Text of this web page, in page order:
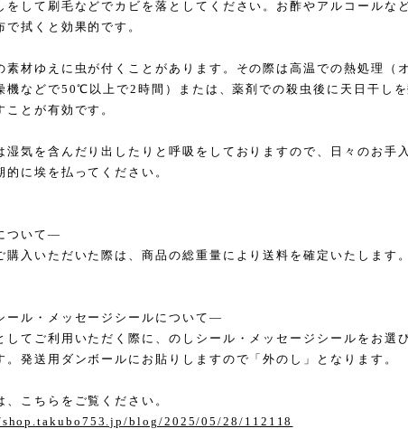
をして刷毛などでカビを落としてください。お酢やアルコールな
で拭くと効果的です。
素材ゆえに虫が付くことがあります。その際は高温での熱処理（
機などで50℃以上で2時間）または、薬剤での殺虫後に天日干しを
ことが有効です。
湿気を含んだり出したりと呼吸をしておりますので、日々のお手
的に埃を払ってください。
ついて―
購入いただいた際は、商品の総重量により送料を確定いたします。
ール・メッセージシールについて―
してご利用いただく際に、のしシール・メッセージシールをお選
。発送用ダンボールにお貼りしますので「外のし」となります。
、こちらをご覧ください。
blog/2025/05/28/112118